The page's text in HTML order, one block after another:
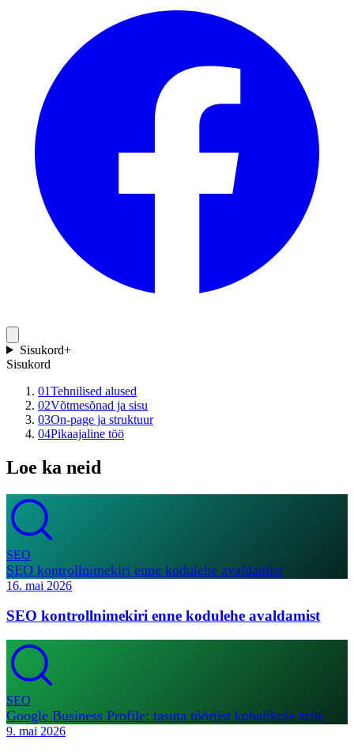
Sisukord+
Sisukord
01Tehnilised alused
02Võtmesõnad ja sisu
03On-page ja struktuur
04Pikaajaline töö
Loe ka neid
SEO
SEO kontrollnimekiri enne kodulehe avaldamist
16. mai 2026
SEO kontrollnimekiri enne kodulehe avaldamist
SEO
Google Business Profile: tasuta tööriist kohalikule ärile
9. mai 2026